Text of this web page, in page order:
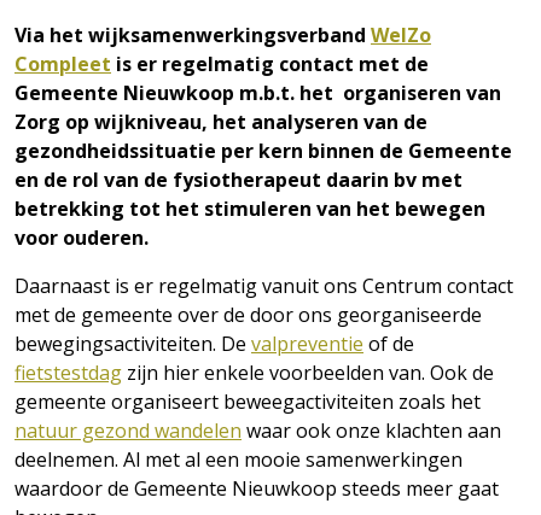
Via het wijksamenwerkingsverband WelZo
Compleet is er regelmatig contact met de
Gemeente Nieuwkoop m.b.t. het organiseren van
Zorg op wijkniveau, het analyseren van de
gezondheidssituatie per kern binnen de Gemeente
en de rol van de fysiotherapeut daarin bv met
betrekking tot het stimuleren van het bewegen
voor ouderen.
Daarnaast is er regelmatig vanuit ons Centrum contact
met de gemeente over de door ons georganiseerde
bewegingsactiviteiten. De valpreventie of de
fietstestdag zijn hier enkele voorbeelden van. Ook de
gemeente organiseert beweegactiviteiten zoals het
natuur gezond wandelen waar ook onze klachten aan
deelnemen. Al met al een mooie samenwerkingen
waardoor de Gemeente Nieuwkoop steeds meer gaat